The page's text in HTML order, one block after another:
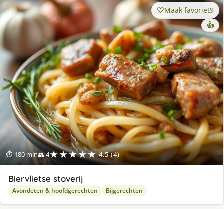
⏱ 180 min👥 4★★★★★ 4.5 (4)
Maak favoriet9
👍
Biervlietse stoverij
Avondeten & hoofdgerechten Bijgerechten